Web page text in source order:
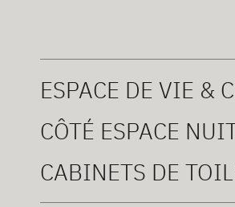
ESPACE DE VIE &
CÔTÉ ESPACE
CABINETS DE